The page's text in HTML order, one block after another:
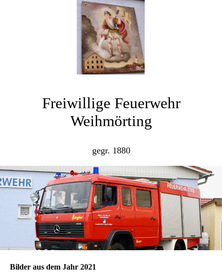
Freiwillige Feuerwehr
Weihmörting
gegr. 1880
Bilder aus dem Jahr 2021